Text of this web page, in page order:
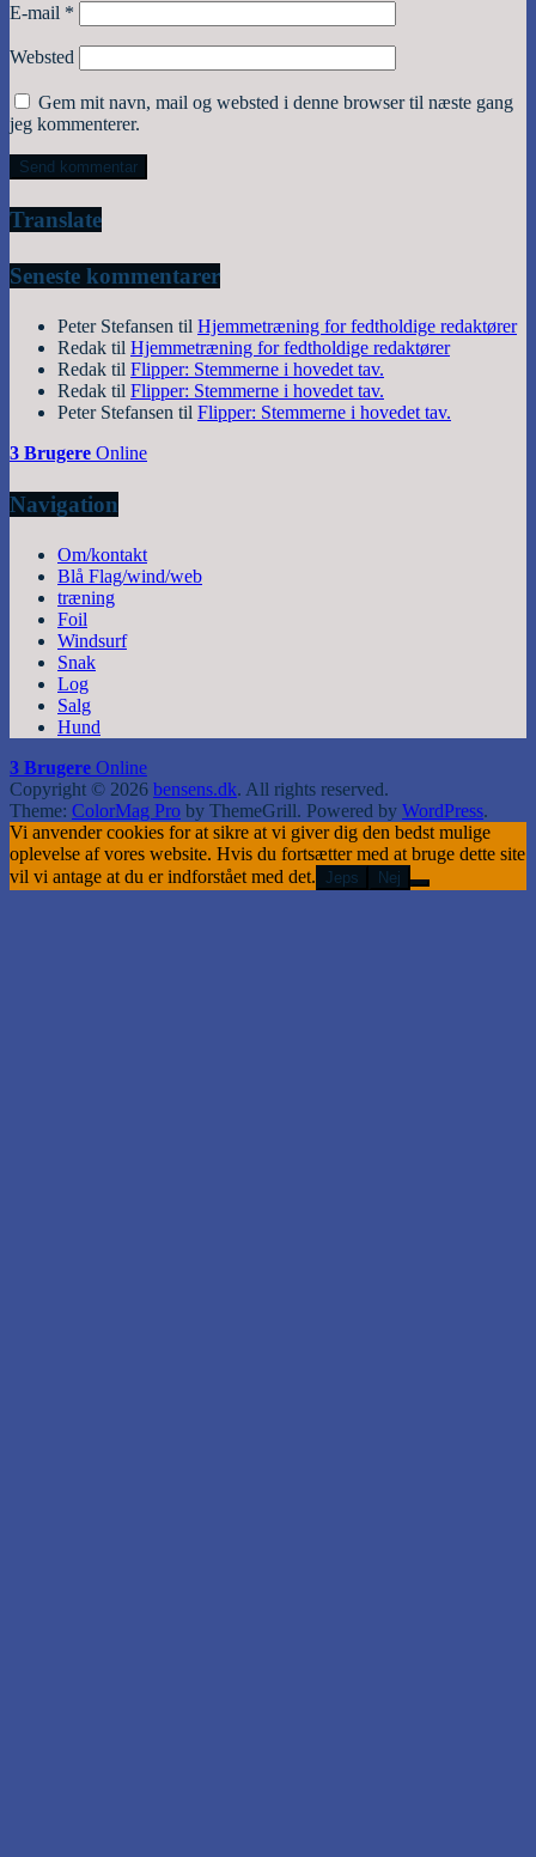
E-mail *
Websted
Gem mit navn, mail og websted i denne browser til næste gang
jeg kommenterer.
Translate
Seneste kommentarer
Peter Stefansen til Hjemmetræning for fedtholdige redaktører
Redak til Hjemmetræning for fedtholdige redaktører
Redak til Flipper: Stemmerne i hovedet tav.
Redak til Flipper: Stemmerne i hovedet tav.
Peter Stefansen til Flipper: Stemmerne i hovedet tav.
3 Brugere Online
Navigation
Om/kontakt
Blå Flag/wind/web
træning
Foil
Windsurf
Snak
Log
Salg
Hund
3 Brugere Online
Copyright © 2026 bensens.dk. All rights reserved.
Theme: ColorMag Pro by ThemeGrill. Powered by WordPress.
Vi anvender cookies for at sikre at vi giver dig den bedst mulige
oplevelse af vores website. Hvis du fortsætter med at bruge dette site
vil vi antage at du er indforstået med det. Jeps Nej